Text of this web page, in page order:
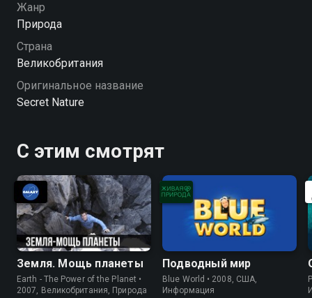
Жанр
Природа
Страна
Великобритания
Оригинальное название
Secret Nature
С этим смотрят
Земля. Мощь планеты
Earth - The Power of the Planet •
2007, Великобритания, Природа
Подводный мир
Blue World • 2008, США,
Информация